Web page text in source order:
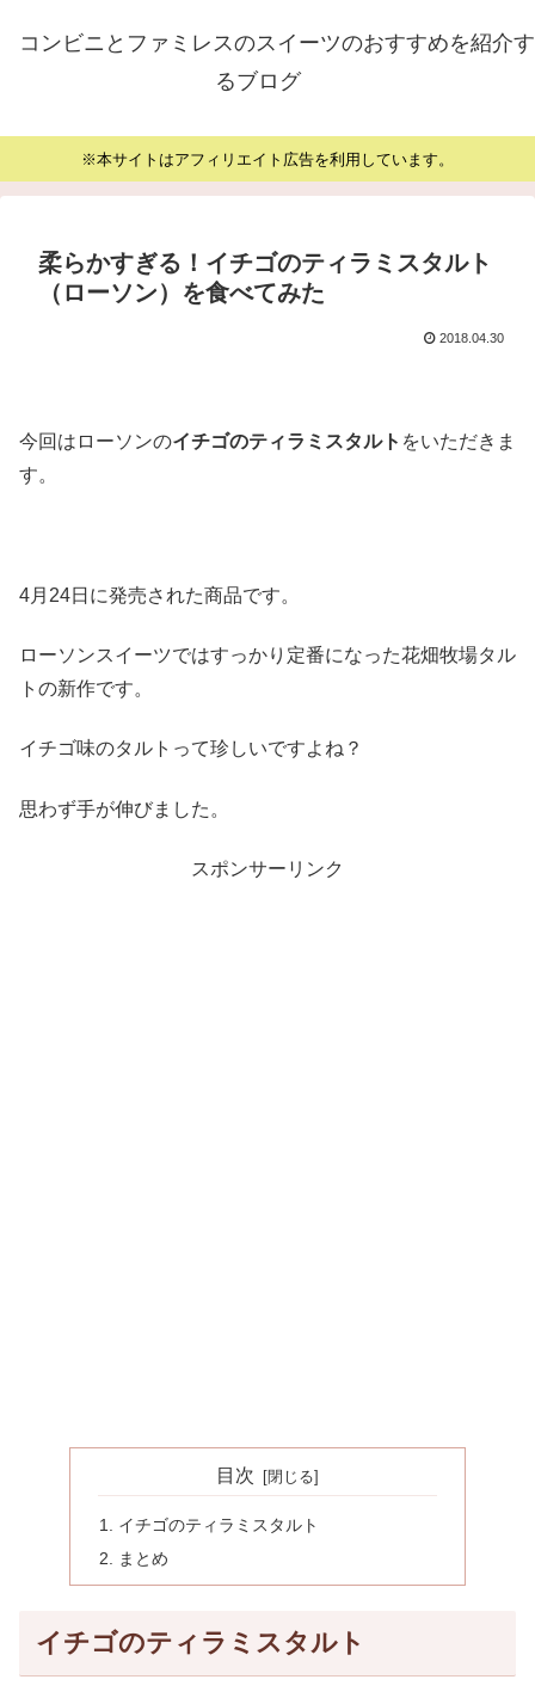
コンビニとファミレスのスイーツのおすすめを紹介す
るブログ
※本サイトはアフィリエイト広告を利用しています。
柔らかすぎる！イチゴのティラミスタルト
（ローソン）を食べてみた
2018.04.30
今回はローソンのイチゴのティラミスタルト をいただきま
す。
4月24日に発売された商品です。
ローソンスイーツではすっかり定番になった花畑牧場タル
トの新作です。
イチゴ味のタルトって珍しいですよね？
思わず手が伸びました。
スポンサーリンク
目次
イチゴのティラミスタルト
まとめ
イチゴのティラミスタルト